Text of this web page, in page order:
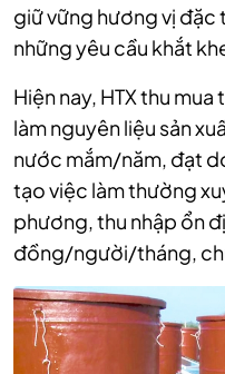
giữ vững hương vị
những yêu cầu khắt
Hiện nay, HTX thu
làm nguyên liệu sản
nước mắm/năm, đạt
tạo việc làm thường
phương, thu nhập ổn
đồng/người/tháng,